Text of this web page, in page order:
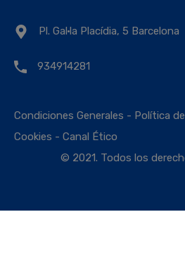
Pl. Gal·la Placídia, 5 Barcelona
934914281
Condiciones Generales - Política
Cookies - Canal Ético
© 2021. Todos los